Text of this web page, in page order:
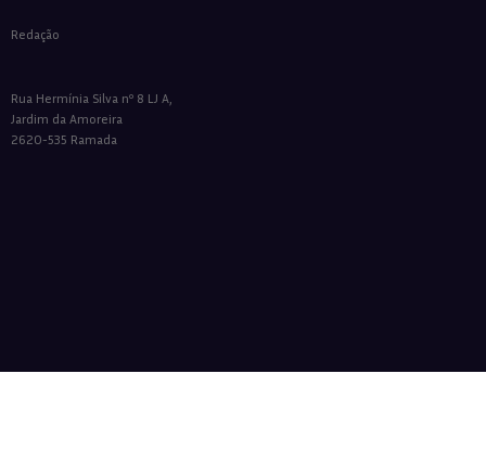
Redação
Rua Hermínia Silva nº 8 LJ A,
Jardim da Amoreira
2620-535 Ramada